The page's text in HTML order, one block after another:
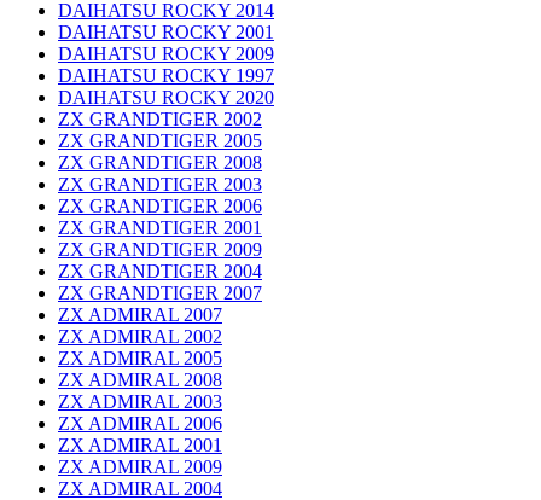
DAIHATSU ROCKY 2014
DAIHATSU ROCKY 2001
DAIHATSU ROCKY 2009
DAIHATSU ROCKY 1997
DAIHATSU ROCKY 2020
ZX GRANDTIGER 2002
ZX GRANDTIGER 2005
ZX GRANDTIGER 2008
ZX GRANDTIGER 2003
ZX GRANDTIGER 2006
ZX GRANDTIGER 2001
ZX GRANDTIGER 2009
ZX GRANDTIGER 2004
ZX GRANDTIGER 2007
ZX ADMIRAL 2007
ZX ADMIRAL 2002
ZX ADMIRAL 2005
ZX ADMIRAL 2008
ZX ADMIRAL 2003
ZX ADMIRAL 2006
ZX ADMIRAL 2001
ZX ADMIRAL 2009
ZX ADMIRAL 2004